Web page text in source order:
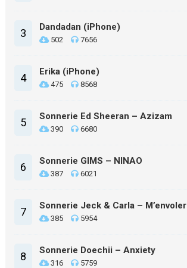
3 Dandadan (iPhone)
502 7656
4 Erika (iPhone)
475 8568
5 Sonnerie Ed Sheeran – Azizam
390 6680
6 Sonnerie GIMS – NINAO
387 6021
7 Sonnerie Jeck & Carla – M’envoler
385 5954
8 Sonnerie Doechii – Anxiety
316 5759